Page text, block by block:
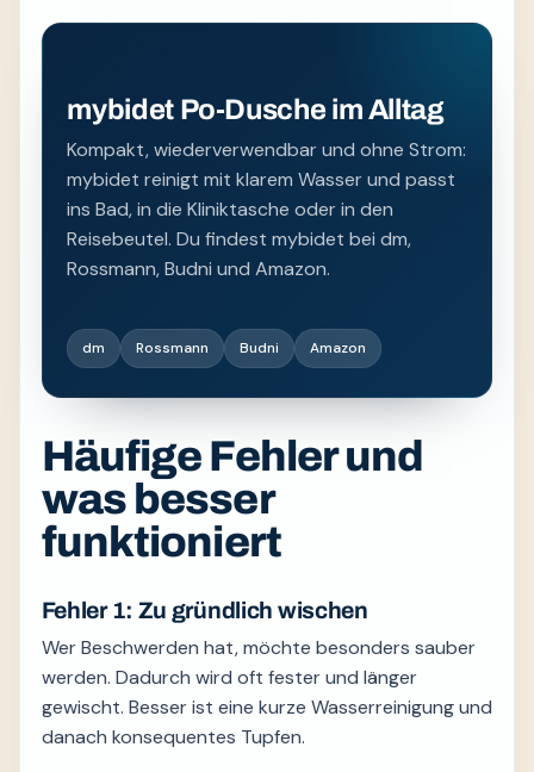
mybidet Po-Dusche im Alltag
Kompakt, wiederverwendbar und ohne Strom:
mybidet reinigt mit klarem Wasser und passt
ins Bad, in die Kliniktasche oder in den
Reisebeutel. Du findest mybidet bei dm,
Rossmann, Budni und Amazon.
dm Rossmann Budni Amazon
Häufige Fehler und
was besser
funktioniert
Fehler 1: Zu gründlich wischen
Wer Beschwerden hat, möchte besonders sauber
werden. Dadurch wird oft fester und länger
gewischt. Besser ist eine kurze Wasserreinigung und
danach konsequentes Tupfen.